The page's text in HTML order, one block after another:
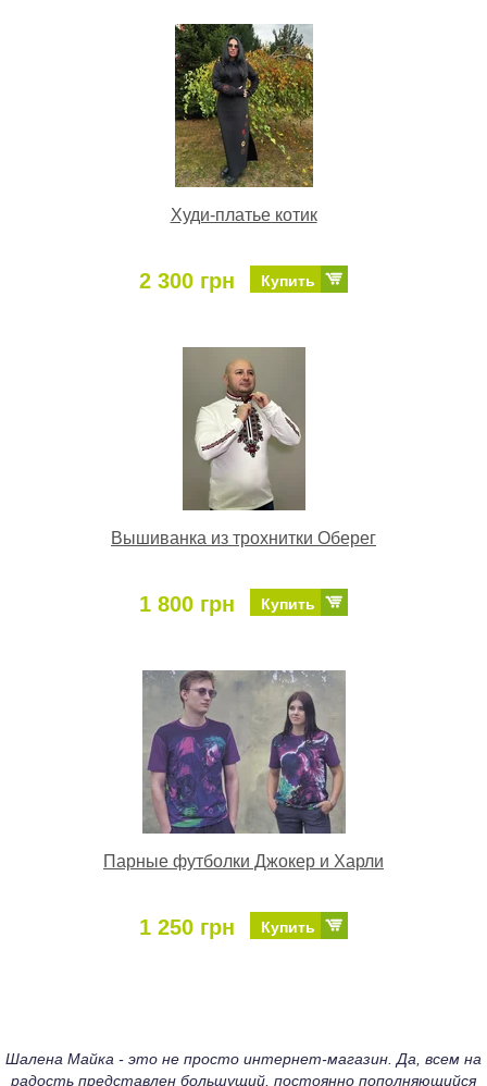
Худи-платье котик
2 300 грн Купить
Вышиванка из трохнитки Оберег
1 800 грн Купить
Парные футболки Джокер и Харли
1 250 грн Купить
Шалена Майка - это не просто интернет-магазин. Да, всем на
радость представлен большущий, постоянно пополняющийся